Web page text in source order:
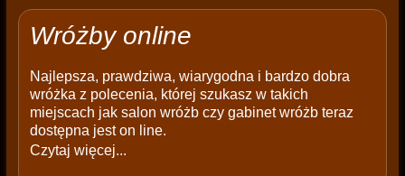
Wróżby online
Najlepsza, prawdziwa, wiarygodna i bardzo dobra
wróżka z polecenia, której szukasz w takich
miejscach jak salon wróżb czy gabinet wróżb teraz
dostępna jest on line.
Czytaj więcej...